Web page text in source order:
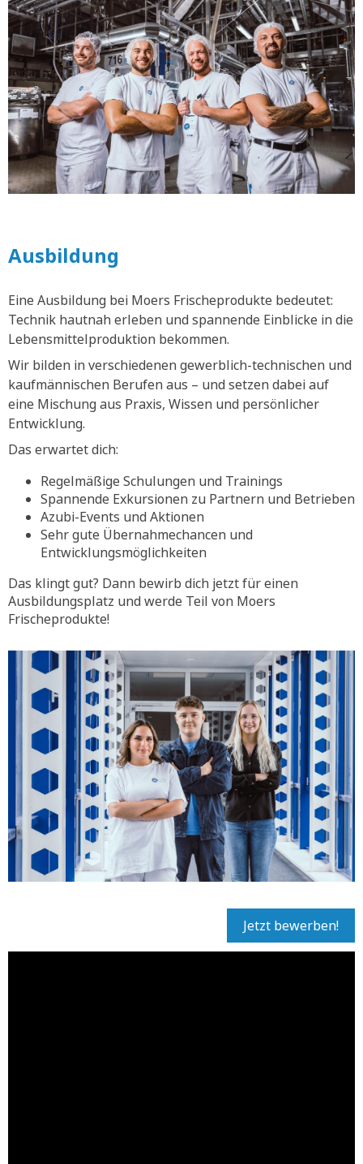
Ausbildung
Eine Ausbildung bei Moers Frischeprodukte bedeutet:
Technik hautnah erleben und spannende Einblicke in die
Lebensmittelproduktion bekommen.
Wir bilden in verschiedenen gewerblich-technischen und
kaufmännischen Berufen aus – und setzen dabei auf
eine Mischung aus Praxis, Wissen und persönlicher
Entwicklung.
Das erwartet dich:
Regelmäßige Schulungen und Trainings
Spannende Exkursionen zu Partnern und Betrieben
Azubi-Events und Aktionen
Sehr gute Übernahmechancen und
Entwicklungsmöglichkeiten
Das klingt gut? Dann bewirb dich jetzt für einen
Ausbildungsplatz und werde Teil von Moers
Frischeprodukte!
Jetzt bewerben!